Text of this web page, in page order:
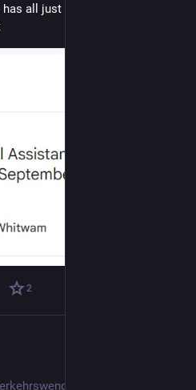
all just been successful
2